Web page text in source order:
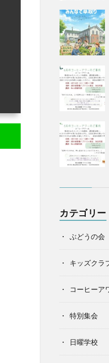
カテゴリー
ぶどうの会
キッズクラ
コーヒーア
特別集会
日曜学校